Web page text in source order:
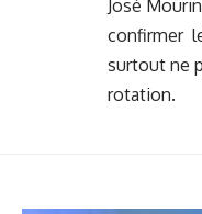
José
confirmer
surtout ne
rotation.